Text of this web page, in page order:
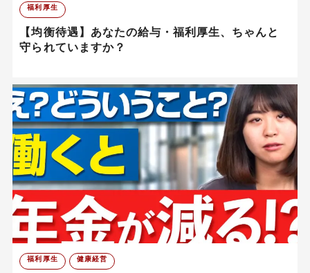
福利厚生
【均衡待遇】あなたの給与・福利厚生、ちゃんと
守られていますか？
福利厚生 健康経営